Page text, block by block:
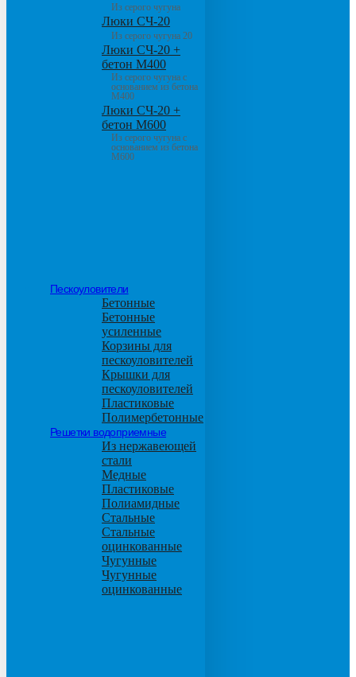
Из серого чугуна
Люки СЧ-20
Из серого чугуна 20
Люки СЧ-20 +
бетон М400
Из серого чугуна с
основанием из бетона
М400
Люки СЧ-20 +
бетон М600
Из серого чугуна с
основанием из бетона
М600
Пескоуловители
Бетонные
Бетонные
усиленные
Корзины для
пескоуловителей
Крышки для
пескоуловителей
Пластиковые
Полимербетонные
Решетки водоприемные
Из нержавеющей
стали
Медные
Пластиковые
Полиамидные
Стальные
Стальные
оцинкованные
Чугунные
Чугунные
оцинкованные